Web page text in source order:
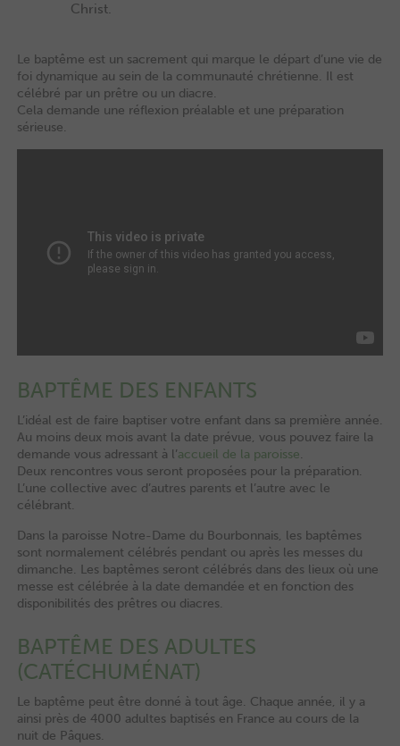
Christ.
Le baptême est un sacrement qui marque le départ d’une vie de
foi dynamique au sein de la communauté chrétienne. Il est
célébré par un prêtre ou un diacre.
Cela demande une réflexion préalable et une préparation
sérieuse.
BAPTÊME DES ENFANTS
L’idéal est de faire baptiser votre enfant dans sa première année.
Au moins deux mois avant la date prévue, vous pouvez faire la
demande vous adressant à l’accueil de la paroisse.
Deux rencontres vous seront proposées pour la préparation.
L’une collective avec d’autres parents et l’autre avec le
célébrant.
Dans la paroisse Notre-Dame du Bourbonnais, les baptêmes
sont normalement célébrés pendant ou après les messes du
dimanche. Les baptêmes seront célébrés dans des lieux où une
messe est célébrée à la date demandée et en fonction des
disponibilités des prêtres ou diacres.
BAPTÊME DES ADULTES
(CATÉCHUMÉNAT)
Le baptême peut être donné à tout âge. Chaque année, il y a
ainsi près de 4000 adultes baptisés en France au cours de la
nuit de Pâques.